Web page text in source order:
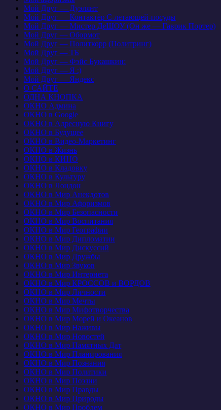
Мой Друг — Дуэлянт
Мой Друг — Контактёр С-летающей-посуды
Мой Друг — Мистер ДеШОУ (Он же — Гаврик Портер)
Мой Друг — Обормот
Мой Друг — Политкорр (Политринг)
Мой Друг — ТБ
Мой Друг — Фэйс Букашкин:
Мой Друг — Я :)
Мой Друг — Яндекс
О САЙТЕ
ОДНА КНОПКА
ОКНО Админа
ОКНО в Google
ОКНО в Адресную Книгу
ОКНО в Будущее
ОКНО в Видео-Маркетинг
ОКНО в Жизнь
ОКНО в КИНО
ОКНО в Кладовку
ОКНО в Культуру
ОКНО в Лондон
ОКНО в Мир Анекдотов
ОКНО в Мир Афоризмов
ОКНО в Мир Безопасности
ОКНО в Мир Воспитания
ОКНО в Мир Географии
ОКНО в Мир Дипломатии
ОКНО в Мир Дискуссий
ОКНО в Мир Дружбы
ОКНО в Мир Звуков
ОКНО в Мир Интернета
ОКНО в Мир КРОССОВ и ВОРДОВ
ОКНО в Мир Личности
ОКНО в Мир Мечты
ОКНО в Мир Мифотворчества
ОКНО в Мир Морей и Океанов
ОКНО в Мир Наживы
ОКНО в Мир Новостей
ОКНО в Мир Памятных Дат
ОКНО в Мир Планирования
ОКНО в Мир Познания
ОКНО в Мир Политики
ОКНО в Мир Поэзии
ОКНО в Мир Правды
ОКНО в Мир Природы
ОКНО в Мир Проблем